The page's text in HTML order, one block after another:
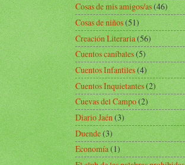
Cosas de mis amigos/as(46)
Cosas de niños(51)
Creación Literaria(56)
Cuentos caníbales(5)
Cuentos Infantiles(4)
Cuentos Inquietantes(2)
Cuevas del Campo(2)
Diario Jaén(3)
Duende(3)
Economía(1)